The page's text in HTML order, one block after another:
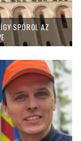
SPÓROL AZ